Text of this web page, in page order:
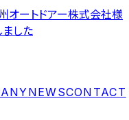
オートドアー株式会社様
した
NEWSCONTACT